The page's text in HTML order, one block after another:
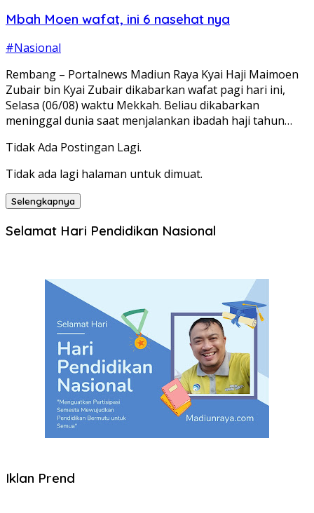
Mbah Moen wafat, ini 6 nasehat nya
#Nasional
Rembang – Portalnews Madiun Raya Kyai Haji Maimoen
Zubair bin Kyai Zubair dikabarkan wafat pagi hari ini,
Selasa (06/08) waktu Mekkah. Beliau dikabarkan
meninggal dunia saat menjalankan ibadah haji tahun…
Tidak Ada Postingan Lagi.
Tidak ada lagi halaman untuk dimuat.
Selengkapnya
Selamat Hari Pendidikan Nasional
Iklan Prend